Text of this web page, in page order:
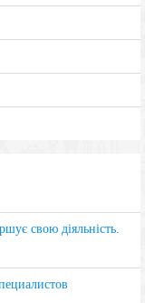
свою діяльність.